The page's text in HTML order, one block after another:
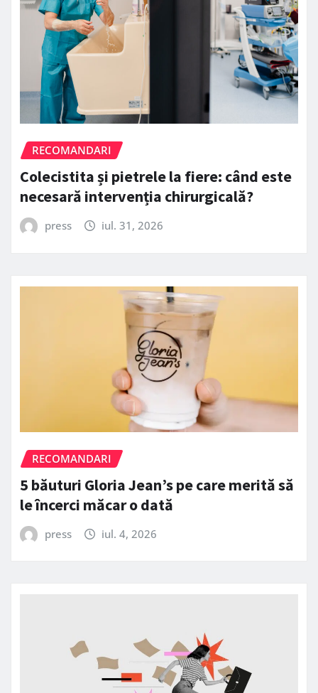
RECOMANDARI
Colecistita și pietrele la fiere: când este
necesară intervenția chirurgicală?
press iul. 31, 2026
RECOMANDARI
5 băuturi Gloria Jean’s pe care merită să
le încerci măcar o dată
press iul. 4, 2026